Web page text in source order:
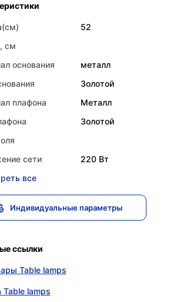
52
см
основания
металл
Золотой
плафона
Металл
Золотой
сети
220 Вт
все
Индивидуальные параметры
ссылки
Table lamps
Table lamps